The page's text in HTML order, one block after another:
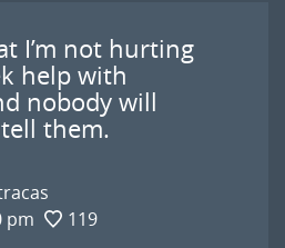
I’m not hurting
help with
nobody will
them.
pm
119